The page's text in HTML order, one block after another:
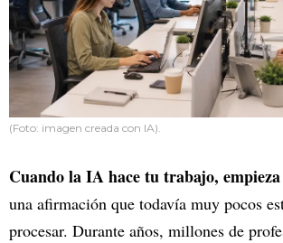
(Foto: imagen creada con IA).
Cuando la IA hace tu trabajo,
una afirmación que todavía muy pocos
procesar. Durante años, millones de